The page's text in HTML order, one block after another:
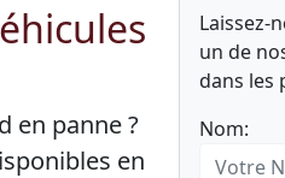
en panne ?
en
Laissez-
un de
dans les
Nom: